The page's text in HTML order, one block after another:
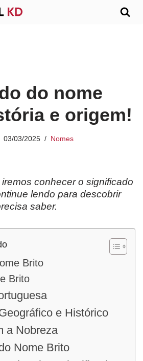
do nome
e origem!
03/03/2025 Nomes
conhecer o significado
lendo para descobrir
saber.
Brito
Brito
e Histórico
a Nobreza
Nome Brito